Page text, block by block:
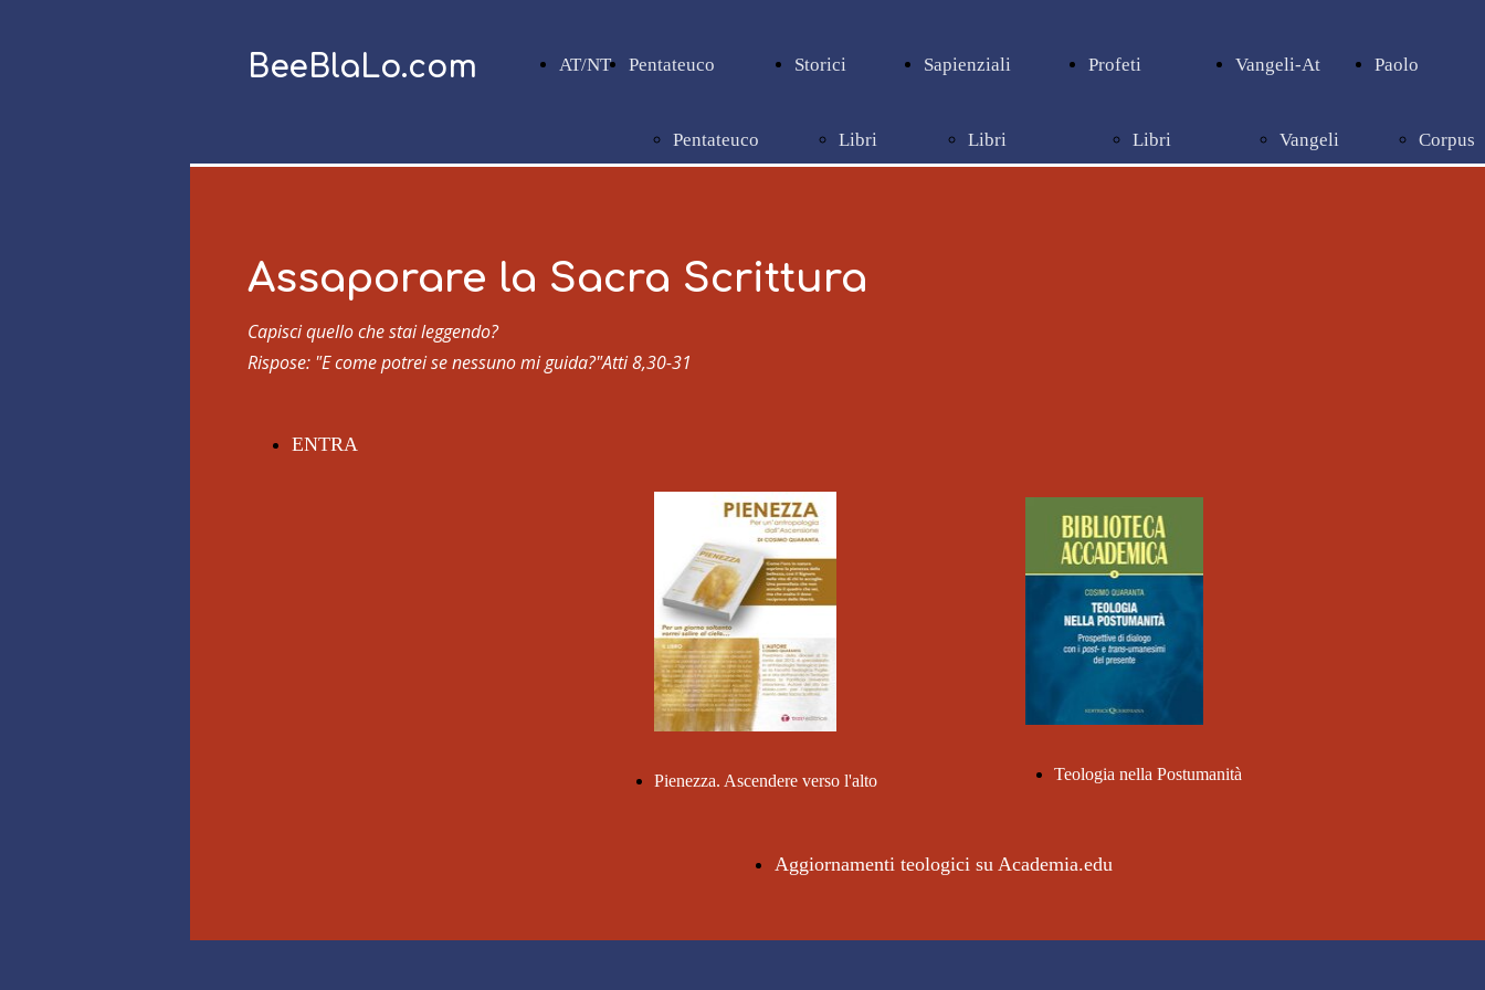
AT/NT Pentateuco
Pentateuco
Storici
Libri
Sapienziali
Libri
Profeti
Libri
Vangeli-At
Vangeli
Paolo
Corpus
BeeBlaLo.com
Assaporare la Sacra Scrittura
Capisci quello che stai leggendo?
Rispose: "E come potrei se nessuno mi guida?"Atti 8,30-31
ENTRA
Teologia nella Postumanità
Pienezza. Ascendere verso l'alto
Aggiornamenti teologici su Academia.edu